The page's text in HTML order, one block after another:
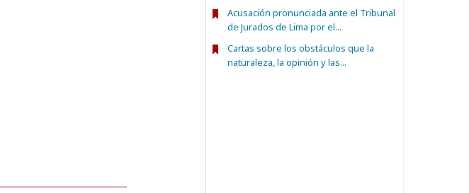
Acusación pronunciada ante el Tribunal
de Jurados de Lima por el...
Cartas sobre los obstáculos que la
naturaleza, la opinión y las...